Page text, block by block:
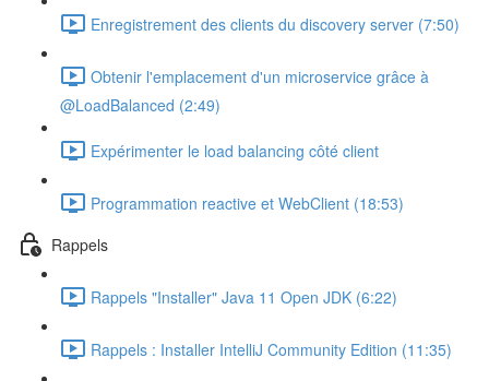
Enregistrement des clients du discovery server (7:50)
Obtenir l'emplacement d'un microservice grâce à
@LoadBalanced (2:49)
Expérimenter le load balancing côté client
Programmation reactive et WebClient (18:53)
Rappels
Rappels "Installer" Java 11 Open JDK (6:22)
Rappels : Installer IntelliJ Community Edition (11:35)